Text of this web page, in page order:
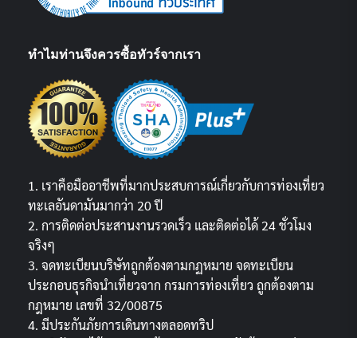
ทำไมท่านจึงควรซื้อทัวร์จากเรา
1. เราคือมืออาชีพที่มากประสบการณ์เกี่ยวกับการท่องเที่ยว
ทะเลอันดามันมากว่า 20 ปี
2. การติดต่อประสานงานรวดเร็ว และติดต่อได้ 24 ชั่วโมง
จริงๆ
3. จดทะเบียนบริษัทถูกต้องตามกฏหมาย จดทะเบียน
ประกอบธุรกิจนำเที่ยวจาก กรมการท่องเที่ยว ถูกต้องตาม
กฎหมาย เลขที่ 32/00875
4. มีประกันภัยการเดินทางตลอดทริป